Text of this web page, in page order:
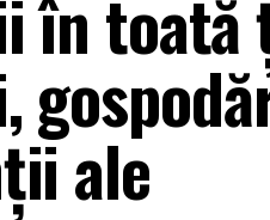
în toată
ale